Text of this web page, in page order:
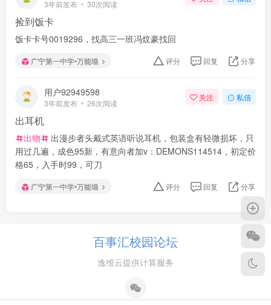
3年前发布 30次阅读
捡到饭卡
饭卡卡号0019296，找高三一班冯炆豪找回
广宁第一中学•万能墙 评分 回复 分享
用户92949598
3年前发布 26次阅读
关注 私信
出耳机
出物
出漫步者头戴式英语听说耳机，包装盒有轻微损坏，只
用过几遍，成色95新，有意向者加v：DEMONS114514，初定价
格65，入手时99，可刀
广宁第一中学•万能墙 评分 回复 分享
百事汇校园论坛
逸维云提供计算服务